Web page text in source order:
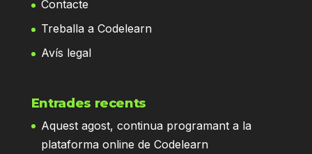
Contacte
Treballa a Codelearn
Avís legal
Entrades recents
Aquest agost, continua programant a la
plataforma online de Codelearn